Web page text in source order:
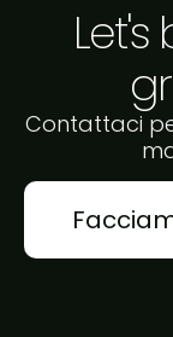
Contattaci